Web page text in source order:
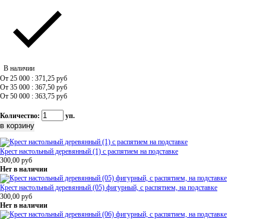
В наличии
От 25 000 : 371,25 руб
От 35 000 : 367,50 руб
От 50 000 : 363,75 руб
Количество: уп.
Крест настольный деревянный (1) с распятием на подставке
300,00 руб
Нет в наличии
Крест настольный деревянный (05) фигурный, с распятием, на подставке
300,00 руб
Нет в наличии